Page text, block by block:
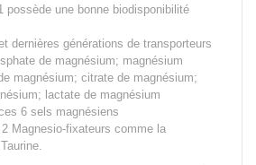
possède une bonne biodisponibilité
dernières générations de transporteurs
de magnésium; magnésium
magnésium; citrate de magnésium;
lactate de magnésium
6 sels magnésiens
Magnesio-fixateurs comme la